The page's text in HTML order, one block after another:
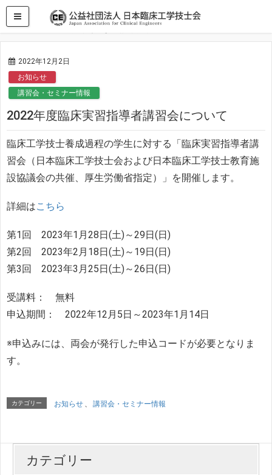
HOME
お知らせ
2022年度臨床実習指導者講習会について
2022年12月2日
お知らせ
講習会・セミナー情報
2022年度臨床実習指導者講習会について
臨床工学技士養成過程の学生に対する「臨床実習指導者講
習会（日本臨床工学技士会および日本臨床工学技士教育施
設協議会の共催、厚生労働省指定）」を開催します。
詳細はこちら
第1回 2023年1月28日(土)～29日(日)
第2回 2023年2月18日(土)～19日(日)
第3回 2023年3月25日(土)～26日(日)
受講料： 無料
申込期間： 2022年12月5日～2023年1月14日
※申込みには、両会が発行した申込コードが必要となりま
す。
カテゴリー お知らせ 講習会・セミナー情報
カテゴリー